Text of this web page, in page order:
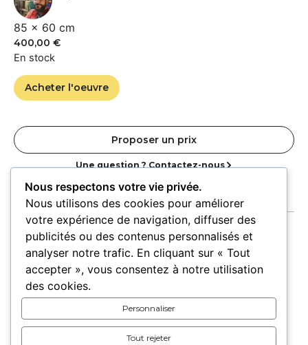
85 × 60 cm
400,00 €
En stock
Acheter l'oeuvre
Proposer un prix
Une question ? Contactez-nous
Accueil Oeuvres Artistes Lieux
Expositions
Pour les lieux Pour les artistes
Nous respectons votre vie privée.
Nous utilisons des cookies pour améliorer
votre expérience de navigation, diffuser des
publicités ou des contenus personnalisés et
analyser notre trafic. En cliquant sur « Tout
accepter », vous consentez à notre utilisation
des cookies.
Personnaliser
Tout rejeter